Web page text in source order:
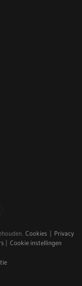
Cookies | Privacy
| Cookie instellingen